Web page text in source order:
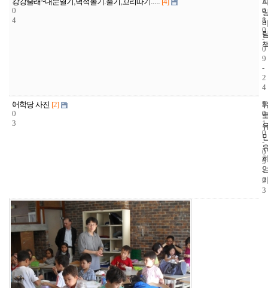
0
4
0
8
0
1
0
-
0
9
-
2
4
1
0
3
어학당 사진 [2]
9
0
2
0
1
0
-
0
9
-
2
3